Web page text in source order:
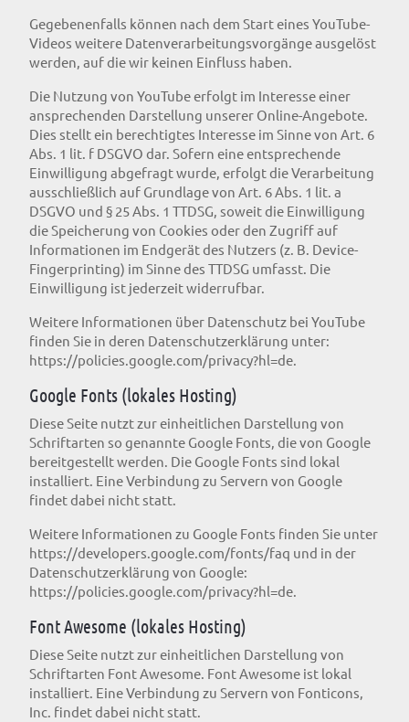
Gegebenenfalls können nach dem Start eines YouTube-
Videos weitere Datenverarbeitungsvorgänge ausgelöst
werden, auf die wir keinen Einfluss haben.
Die Nutzung von YouTube erfolgt im Interesse einer
ansprechenden Darstellung unserer Online-Angebote.
Dies stellt ein berechtigtes Interesse im Sinne von Art. 6
Abs. 1 lit. f DSGVO dar. Sofern eine entsprechende
Einwilligung abgefragt wurde, erfolgt die Verarbeitung
ausschließlich auf Grundlage von Art. 6 Abs. 1 lit. a
DSGVO und § 25 Abs. 1 TTDSG, soweit die Einwilligung
die Speicherung von Cookies oder den Zugriff auf
Informationen im Endgerät des Nutzers (z. B. Device-
Fingerprinting) im Sinne des TTDSG umfasst. Die
Einwilligung ist jederzeit widerrufbar.
Weitere Informationen über Datenschutz bei YouTube
finden Sie in deren Datenschutzerklärung unter:
https://policies.google.com/privacy?hl=de.
Google Fonts (lokales Hosting)
Diese Seite nutzt zur einheitlichen Darstellung von
Schriftarten so genannte Google Fonts, die von Google
bereitgestellt werden. Die Google Fonts sind lokal
installiert. Eine Verbindung zu Servern von Google
findet dabei nicht statt.
Weitere Informationen zu Google Fonts finden Sie unter
https://developers.google.com/fonts/faq und in der
Datenschutzerklärung von Google:
https://policies.google.com/privacy?hl=de.
Font Awesome (lokales Hosting)
Diese Seite nutzt zur einheitlichen Darstellung von
Schriftarten Font Awesome. Font Awesome ist lokal
installiert. Eine Verbindung zu Servern von Fonticons,
Inc. findet dabei nicht statt.